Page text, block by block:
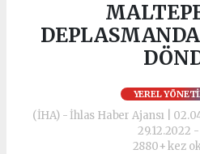
YEREL
(İHA) - İhlas Haber Ajansı |
29.12.2022 -
2880+ kez